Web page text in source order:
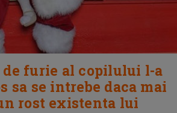
de furie al copilului l-a
sa se intrebe daca mai
rost existenta lui